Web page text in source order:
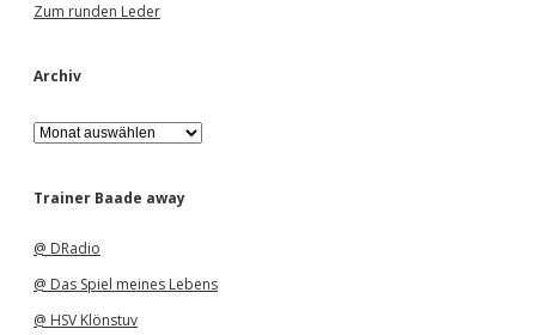
Zum runden Leder
Archiv
A
r
h
Trainer Baade away
@ DRadio
@ Das Spiel meines Lebens
@ HSV Klönstuv